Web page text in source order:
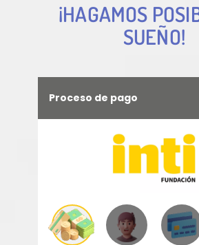
¡HAGAMOS
SUEÑO!